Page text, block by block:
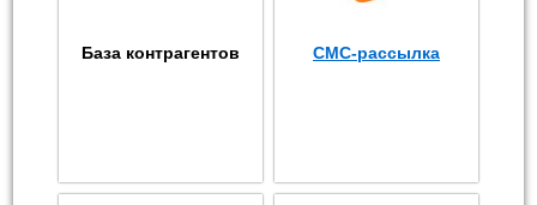
База контрагентов СМС-рассылка